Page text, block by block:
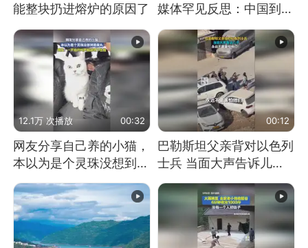
能整块扔进熔炉的原因了
媒体罕见反思：中国到底
12.1万 次播放 00:32
网友分享自己养的小猫，
本以为是个灵珠没想到是
魔丸
00:12
巴勒斯坦父亲背对以色列
士兵 当面大声告诉儿
子：永远不要害怕他们！